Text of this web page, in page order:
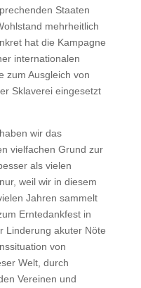
Staaten
mehrheitlich
hat die Kampagne
internationalen
zum Ausgleich von
Sklaverei eingesetzt
wir das
vielfachen Grund zur
als vielen
weil wir in diesem
Jahren sammelt
Erntedankfest in
Linderung akuter Nöte
von
Welt, durch
Vereinen und